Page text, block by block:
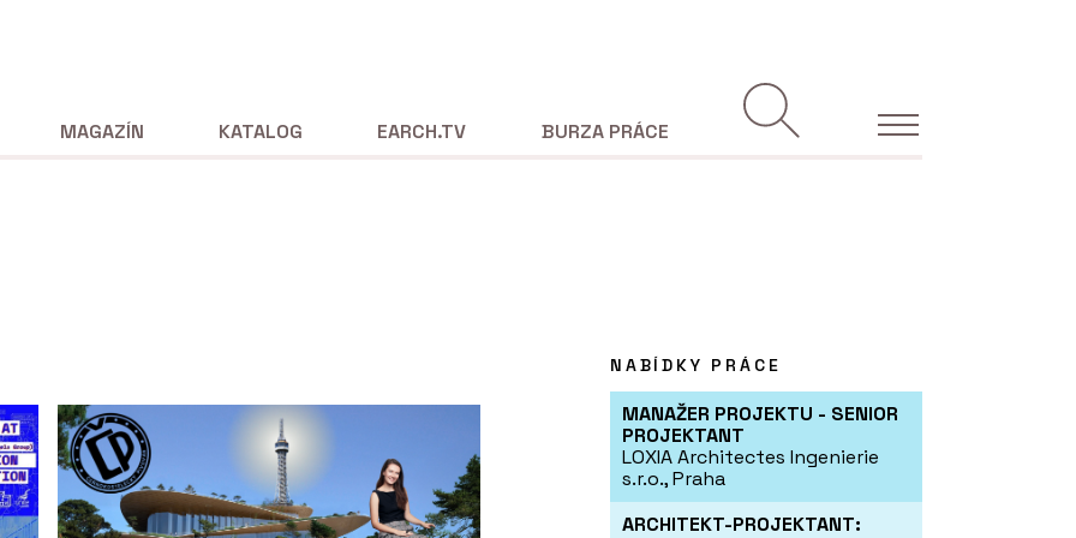
MAGAZÍN KATALOG EARCH.TV BURZA PRÁCE
NABÍDKY PRÁCE
MANAŽER PROJEKTU - SENIOR
PROJEKTANT
LOXIA Architectes Ingenierie
s.r.o., Praha
ARCHITEKT-PROJEKTANT: